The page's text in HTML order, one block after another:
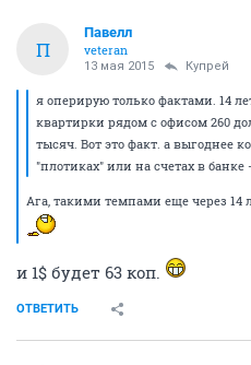
П
Павелл
veteran
13 мая 2015 Купрей
я оперирую только фактами. 14
квартирки рядом с офисом 260
тысяч. Вот это факт. а выгоднее
"плотиках" или на счетах в банке
Ага, такими темпами еще через 14
и 1$ будет 63 коп.
ОТВЕТИТЬ